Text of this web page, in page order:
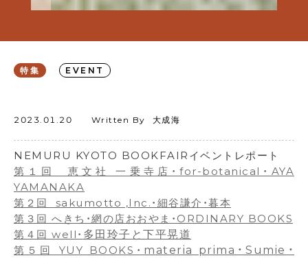
特集 EVENT
2023.01.20 Written By 大成海
NEMURU KYOTO BOOKFAIRイベントレポート
第１回 恵文社 一乗寺店・for-botanical・AYA
YAMANAKA
第２回 sakumotto ,Inc.・細谷謙介・暮本
第３回 へきち・網の店おおやま・ORDINARY BOOKS
第４回 well・ 多田玲子と下平晃道
第５回 YUY BOOKS・ materia prima・Sumie・